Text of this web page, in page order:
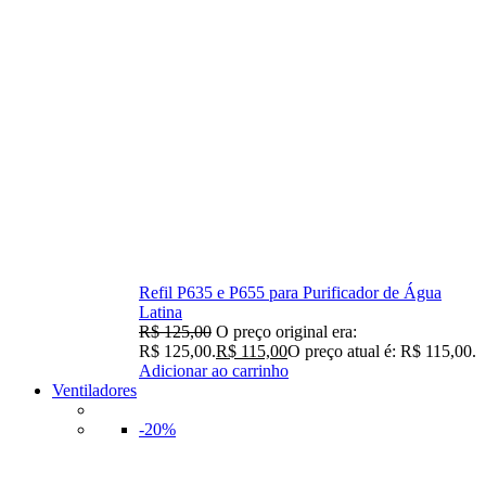
Refil P635 e P655 para Purificador de Água
Latina
R$125,00 O preço original era:
R$ 125,00.R$ 115,00O preço atual é: R$ 115,00.
Adicionar ao carrinho
Ventiladores
-20%